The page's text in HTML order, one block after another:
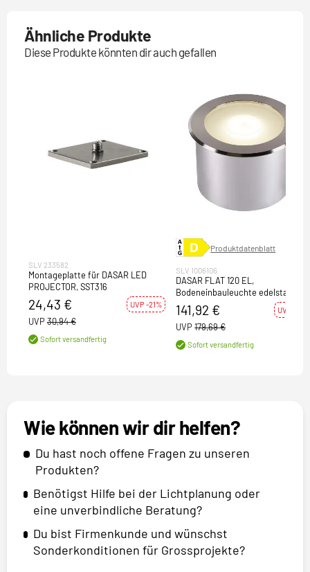
Ähnliche Produkte
Diese Produkte könnten dir auch gefallen
SLV 233582
Montageplatte für DASAR LED
PROJECTOR, SST316
24,43 € UVP -21%
UVP 30,94 €
Sofort versandfertig
Produktdatenblatt
SLV 1006106
DASAR FLAT 120 EL,
Bodeneinbauleuchte edelstahl 7W
3000K
141,92 € UVP -21%
UVP 179,69 €
Sofort versandfertig
Wie können wir dir helfen?
Du hast noch offene Fragen zu unseren
Produkten?
Benötigst Hilfe bei der Lichtplanung oder
eine unverbindliche Beratung?
Du bist Firmenkunde und wünschst
Sonderkonditionen für Grossprojekte?